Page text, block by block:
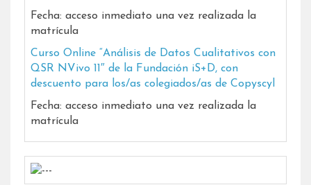
Fecha: acceso inmediato una vez realizada la
matrícula
Curso Online “Análisis de Datos Cualitativos con
QSR NVivo 11″ de la Fundación iS+D, con
descuento para los/as colegiados/as de Copyscyl
Fecha: acceso inmediato una vez realizada la
matrícula